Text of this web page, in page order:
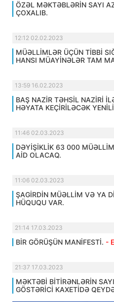
ÖZƏL MƏKTƏBLƏRİN SAYI
ÇOXALIB.
12:12 02.02.2023
MÜƏLLİMLƏR ÜÇÜN TİBBİ
HANSI MÜAYİNƏLƏR TAM
13:59 16.02.2023
BAŞ NAZİR TƏHSİL NAZİRİ
HƏYATA KEÇİRİLƏCƏK
11:46 02.03.2023
DƏYİŞİKLİK 63 000
AİD OLACAQ.
11:06 02.03.2023
ŞAGİRDİN MÜƏLLİM VƏ YA
HÜQUQU VAR.
21:14 17.03.2023
BİR GÖRÜŞÜN MANİFESTİ. -
21:37 17.03.2023
MƏKTƏBİ BİTİRƏNLƏRİN
GÖSTƏRİCİ KAXETİDƏ